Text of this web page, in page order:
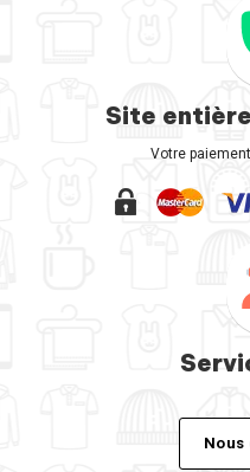
Site
Votre